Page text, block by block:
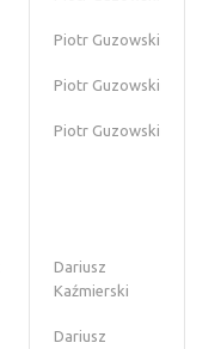
Piotr Guzowski
Piotr Guzowski
Piotr Guzowski
Dariusz
Kaźmierski
Dariusz